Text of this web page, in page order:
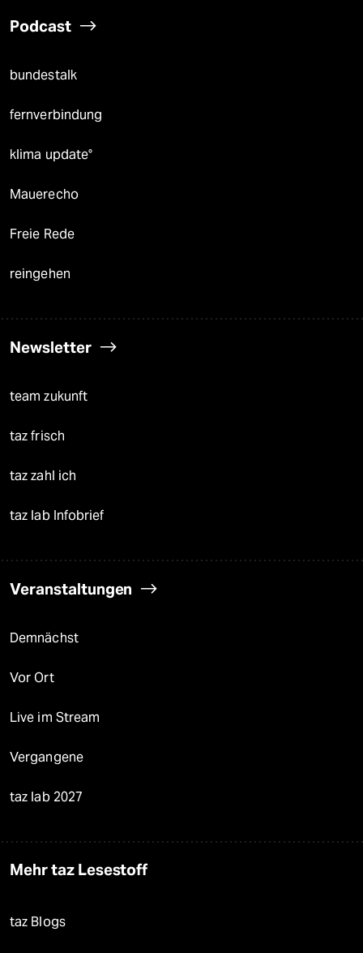
Podcast
bundestalk
fernverbindung
klima update°
Mauerecho
Freie Rede
reingehen
Newsletter
team zukunft
taz frisch
taz zahl ich
taz lab Infobrief
Veranstaltungen
Demnächst
Vor Ort
Live im Stream
Vergangene
taz lab 2027
Mehr taz Lesestoff
taz Blogs